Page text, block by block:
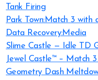
Tank Firing
Park Town:Match 3 with
Data Recovery:Media
Slime Castle — Idle TD
Jewel Castle™ – Match 3
Geometry Dash